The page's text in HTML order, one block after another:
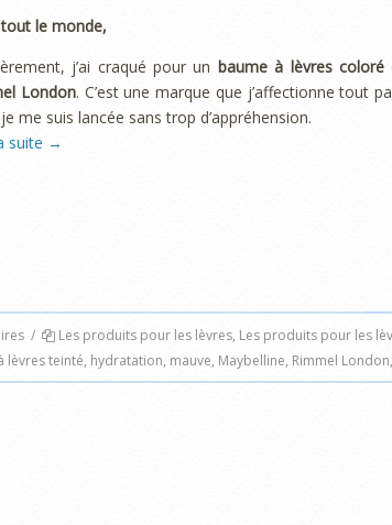
le monde,
j’ai craqué pour un baume à lèvres coloré
London. C’est une marque que j’affectionne tout
me suis lancée sans trop d’appréhension.
suite →
/ Les produits pour les lèvres, Les produits pour les
lèvres teinté, hydratation, mauve, Maybelline, Rimmel London,